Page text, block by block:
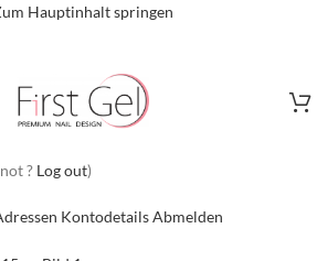
Hauptinhalt springen
? Log out)
KontodetailsAbmelden